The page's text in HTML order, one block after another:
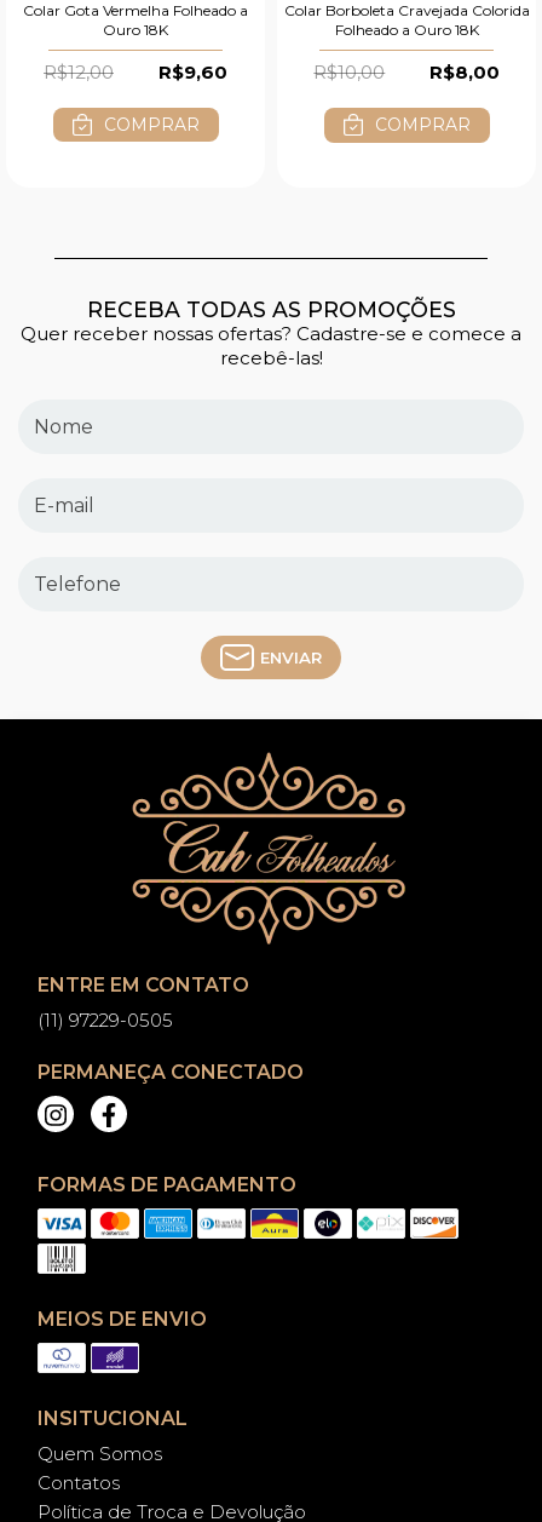
Colar Gota Vermelha Folheado a
Ouro 18K
R$12,00 R$9,60
COMPRAR
Colar Borboleta Cravejada Colorida
Folheado a Ouro 18K
R$10,00 R$8,00
COMPRAR
RECEBA TODAS AS PROMOÇÕES
Quer receber nossas ofertas? Cadastre-se e comece a
recebê-las!
ENVIAR
ENTRE EM CONTATO
(11) 97229-0505
PERMANEÇA CONECTADO
FORMAS DE PAGAMENTO
MEIOS DE ENVIO
INSITUCIONAL
Quem Somos
Contatos
Política de Troca e Devolução